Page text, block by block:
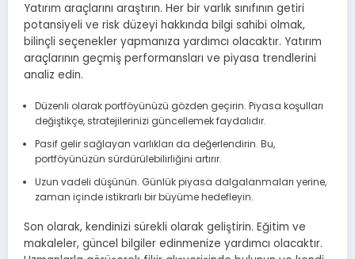
Yatırım araçlarını araştırın. Her bir varlık sınıfının getiri
potansiyeli ve risk düzeyi hakkında bilgi sahibi olmak,
bilinçli seçenekler yapmanıza yardımcı olacaktır. Yatırım
araçlarının geçmiş performansları ve piyasa trendlerini
analiz edin.
Düzenli olarak portföyünüzü gözden geçirin. Piyasa koşulları
değiştikçe, stratejilerinizi güncellemek faydalıdır.
Pasif gelir sağlayan varlıkları da değerlendirin. Bu,
portföyünüzün sürdürülebilirliğini artırır.
Uzun vadeli düşünün. Günlük piyasa dalgalanmaları yerine,
zaman içinde istikrarlı bir büyüme hedefleyin.
Son olarak, kendinizi sürekli olarak geliştirin. Eğitim ve
makaleler, güncel bilgiler edinmenize yardımcı olacaktır.